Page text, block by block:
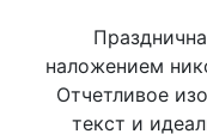
наложением
Отчетливое
текст и